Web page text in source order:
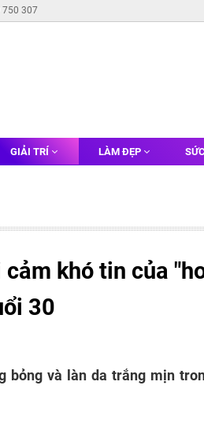
750 307
GIẢI TRÍ LÀM ĐẸP
khó tin của
30
bỏng và làn da trắng mịn